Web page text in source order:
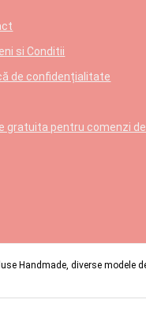
si Conditii
de confidențialitate
gratuita pentru comenzi
Handmade, diverse modele